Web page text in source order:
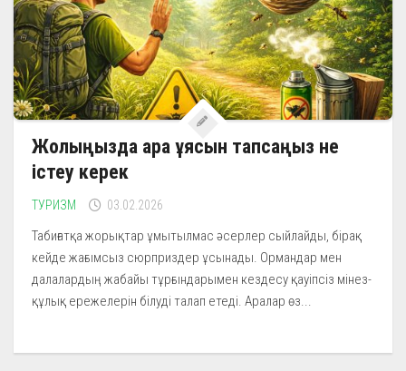
Жолыңызда ара ұясын тапсаңыз не
істеу керек
ТУРИЗМ 03.02.2026
Табиғатқа жорықтар ұмытылмас әсерлер сыйлайды, бірақ
кейде жағымсыз сюрприздер ұсынады. Ормандар мен
далалардың жабайы тұрғындарымен кездесу қауіпсіз мінез-
құлық ережелерін білуді талап етеді. Аралар өз...